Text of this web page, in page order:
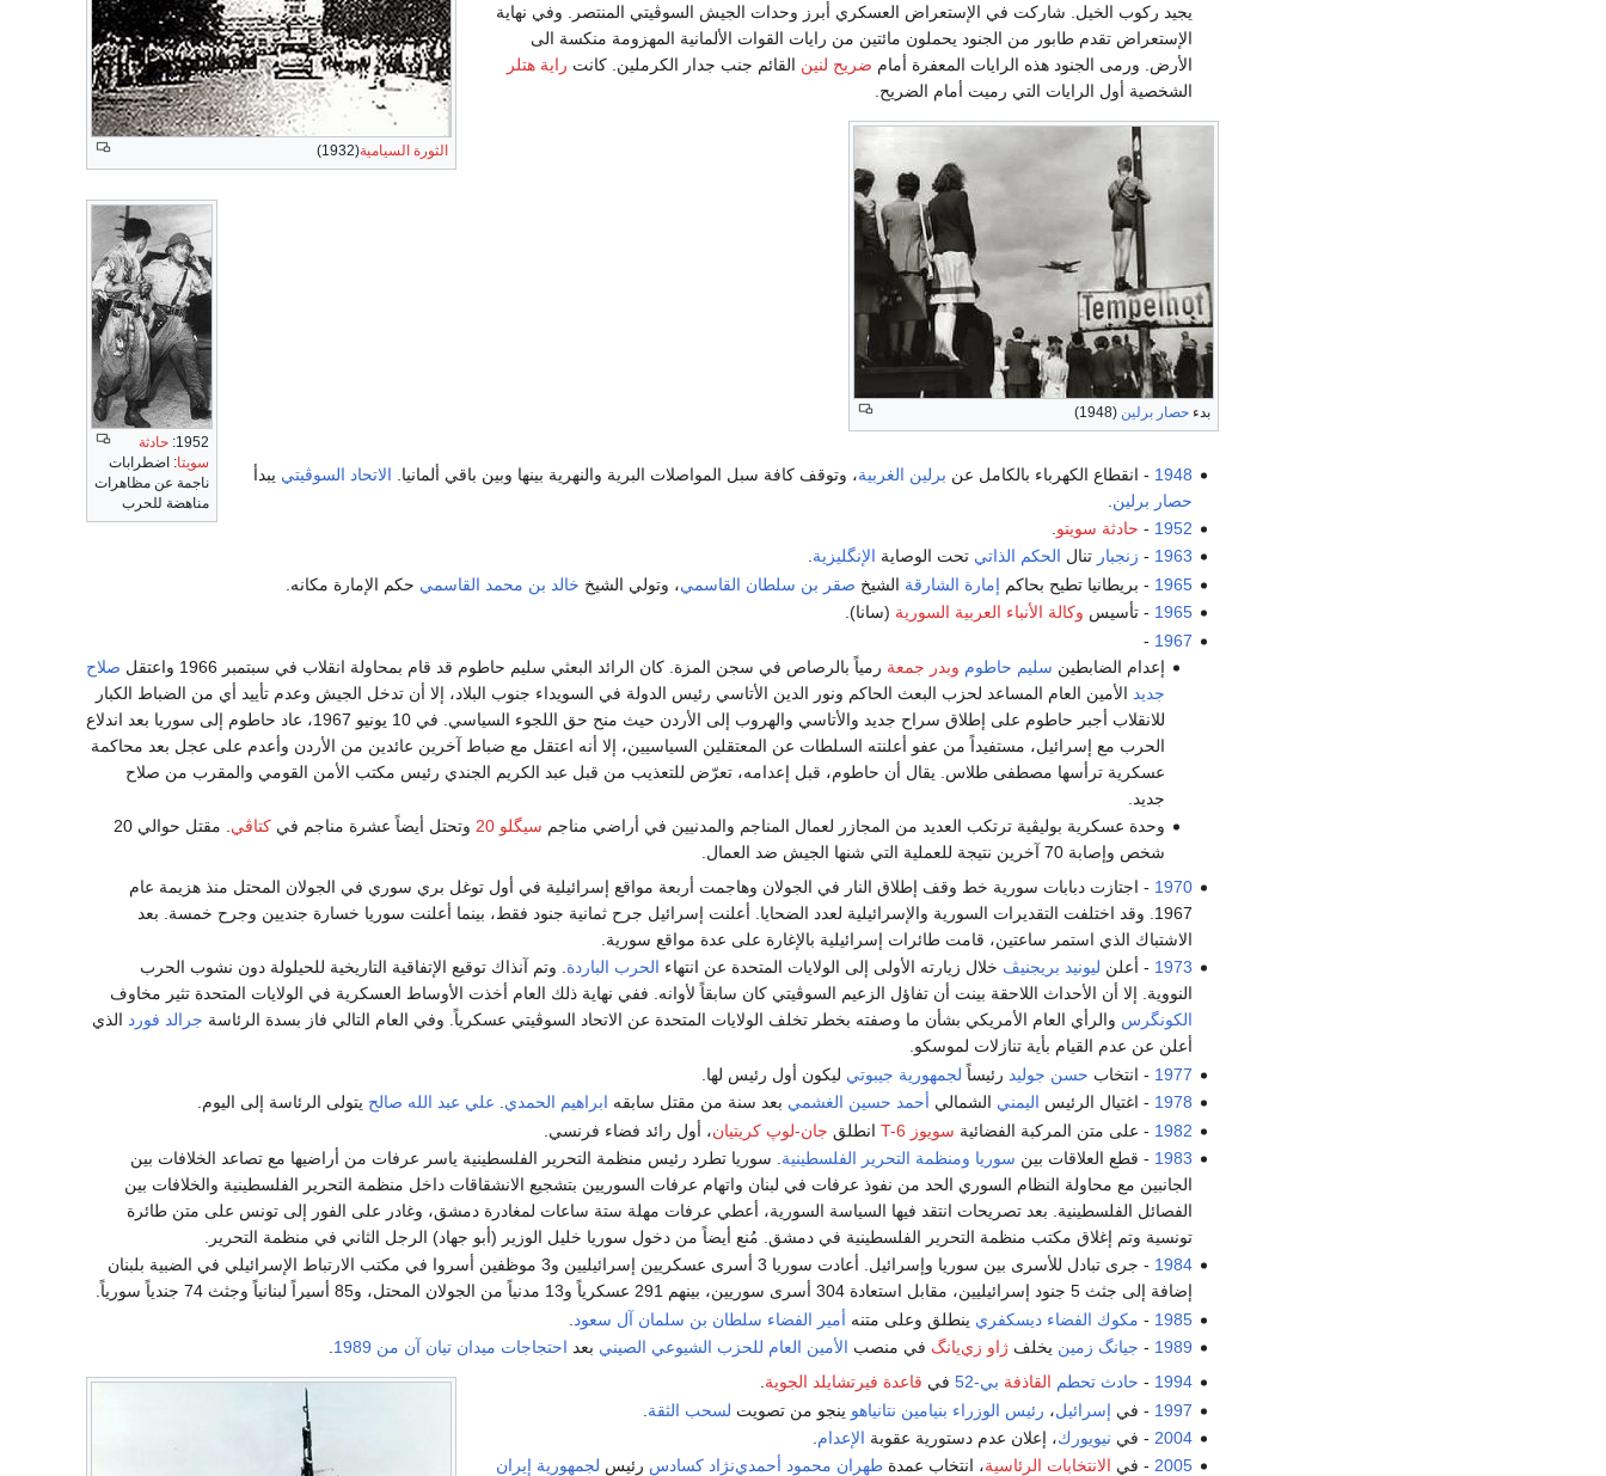
الثورة السيامية(1932)
يجيد ركوب الخيل. شاركت في الإستعراض العسكري أبرز وحدات الجيش السوڤيتي المنتصر. وفي نهاية
الإستعراض تقدم طابور من الجنود يحملون مائتين من رايات القوات الألمانية المهزومة منكسة الى
الأرض. ورمى الجنود هذه الرايات المعفرة أمام ضريح لنين القائم جنب جدار الكرملين. كانت راية هتلر
الشخصية أول الرايات التي رميت أمام الضريح.
بدء حصار برلين (1948)
1952: حادثة
سويتا: اضطرابات
ناجمة عن مظاهرات
مناهضة للحرب
1948 - انقطاع الكهرباء بالكامل عن برلين الغربية، وتوقف كافة سبل المواصلات البرية والنهرية بينها وبين باقي ألمانيا. الاتحاد السوڤيتي يبدأ
حصار برلين
1952
- حادثة سويتو
1963
- زنجبار تنال الحكم الذاتي تحت الوصاية الإنگليزية.
1965 - بريطانيا تطيح بحاكم إمارة الشارقة الشيخ صقر بن سلطان القاسمي، وتولي الشيخ خالد بن محمد القاسمي حكم الإمارة مكانه.
1965 - تأسيس وكالة الأنباء العربية السورية (سانا).
1967
-
إعدام الضابطين سليم حاطوم وبدر جمعة رمياً بالرصاص في سجن المزة. كان الرائد البعثي سليم حاطوم قد قام بمحاولة انقلاب في سبتمبر 1966 واعتقل
صلاح
جديد الأمين العام المساعد لحزب البعث الحاكم ونور الدين الأتاسي رئيس الدولة في السويداء جنوب البلاد، إلا أن تدخل الجيش وعدم تأييد أي من الضباط الكبار
للانقلاب أجبر حاطوم على إطلاق سراح جديد والأتاسي والهروب إلى الأردن حيث منح حق اللجوء السياسي. في 10 يونيو 1967، عاد حاطوم إلى سوريا بعد اندلاع
الحرب مع إسرائيل، مستفيداً من عفو أعلنته السلطات عن المعتقلين السياسيين، إلا أنه اعتقل مع ضباط آخرين عائدين من الأردن وأعدم على عجل بعد محاكمة
عسكرية ترأسها مصطفى طلاس. يقال أن حاطوم، قبل إعدامه، تعرّض للتعذيب من قبل عبد الكريم الجندي رئيس مكتب الأمن القومي والمقرب من صلاح
جديد.
وحدة عسكرية بوليڤية ترتكب العديد من المجازر لعمال المناجم والمدنيين في أراضي مناجم سيگلو 20 وتحتل أيضاً عشرة مناجم في كتاڤي
. مقتل حوالي 20
شخص وإصابة 70 آخرين نتيجة للعملية التي شنها الجيش ضد العمال.
1970 - اجتازت دبابات سورية خط وقف إطلاق النار في الجولان وهاجمت أربعة مواقع إسرائيلية في أول توغل بري سوري في الجولان المحتل منذ هزيمة عام
1967. وقد اختلفت التقديرات السورية والإسرائيلية لعدد الضحايا. أعلنت إسرائيل جرح ثمانية جنود فقط، بينما أعلنت سوريا خسارة جنديين وجرح خمسة. بعد
الاشتباك الذي استمر ساعتين، قامت طائرات إسرائيلية بالإغارة على عدة مواقع سورية.
1973 - أعلن ليونيد بريجنيڤ خلال زيارته الأولى إلى الولايات المتحدة عن انتهاء الحرب الباردة. وتم آنذاك توقيع الإتفاقية التاريخية للحيلولة دون نشوب الحرب
النووية. إلا أن الأحداث اللاحقة بينت أن تفاؤل الزعيم السوڤيتي كان سابقاً لأوانه. ففي نهاية ذلك العام أخذت الأوساط العسكرية في الولايات المتحدة تثير مخاوف
الكونگرس والرأي العام الأمريكي بشأن ما وصفته بخطر تخلف الولايات المتحدة عن الاتحاد السوڤيتي عسكرياً. وفي العام التالي فاز بسدة الرئاسة جرالد فورد الذي
أعلن عن عدم القيام بأية تنازلات لموسكو.
1977 - انتخاب حسن جوليد رئيساً لجمهورية جيبوتي ليكون أول رئيس لها.
1978 - اغتيال الرئيس اليمني الشمالي أحمد حسين الغشمي بعد سنة من مقتل سابقه ابراهيم الحمدي. علي عبد الله صالح يتولى الرئاسة إلى اليوم.
1982 - على متن المركبة الفضائية سويوز T-6 انطلق جان-لوپ كريتيان، أول رائد فضاء فرنسي.
1983 - قطع العلاقات بين سوريا ومنظمة التحرير الفلسطينية . سوريا تطرد رئيس منظمة التحرير الفلسطينية ياسر عرفات من أراضيها مع تصاعد الخلافات بين
الجانبين مع محاولة النظام السوري الحد من نفوذ عرفات في لبنان واتهام عرفات السوريين بتشجيع الانشقاقات داخل منظمة التحرير الفلسطينية والخلافات بين
الفصائل الفلسطينية. بعد تصريحات انتقد فيها السياسة السورية، أعطي عرفات مهلة ستة ساعات لمغادرة دمشق، وغادر على الفور إلى تونس على متن طائرة
تونسية وتم إغلاق مكتب منظمة التحرير الفلسطينية في دمشق. مُنع أيضاً من دخول سوريا خليل الوزير (أبو جهاد) الرجل الثاني في منظمة التحرير.
1984
- جرى تبادل للأسرى بين سوريا وإسرائيل. أعادت سوريا 3 أسرى عسكريين إسرائيليين و3 موظفين أسروا في مكتب الارتباط الإسرائيلي في الضبية بلبنان
إضافة إلى جثث 5 جنود إسرائيليين، مقابل استعادة 304 أسرى سوريين، بينهم 291 عسكرياً و13 مدنياً من الجولان المحتل، و85 أسيراً لبنانياً وجثث 74 جندياً سورياً.
1985
- مكوك الفضاء ديسكفري ينطلق وعلى متنه أمير الفضاء سلطان بن سلمان آل سعود
1989
- جيانگ زمين يخلفژاو زي‌يانگ في منصب الأمين العام للحزب الشيوعي الصيني بعد احتجاجات ميدان تيان آن من 1989
1994
- حادث تحطم القاذفة بي-52 في قاعدة فيرتشايلد الجوية
1997 - في إسرائيل، رئيس الوزراء بنيامين نتانياهو ينجو من تصويت لسحب الثقة
2004 - في نيويورك، إعلان عدم دستورية عقوبة الإعدام
2005 - في الانتخابات الرئاسية، انتخاب عمدةطهران محمود أحمدي‌نژاد كسادس رئيس لجمهورية إيران